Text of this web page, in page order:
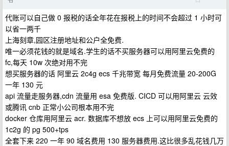
代账可以自己做 0 报税的话全年花在报税上的时间不会超过 1 小时可
以省一两千
上海刻章,园区注册地址和公户全免费.
唯一必须花钱的就是域名.学生的话不买服务器可以用阿里云免费的
fc,每天 10w 次绝对用不完
想买服务器的话 阿里云 2c4g ecs 千兆带宽 每月免费流量 20-200G
一年 130 元
api 流量走服务器,cdn 流量用 esa 免费版. CICD 可以用阿里云 云效
或腾讯 cnb 正常小公司根本用不完
docker 仓库用阿里云 acr. 数据库不想放 ecs 上可以用阿里云免费的
1c2g 的 pg 500+tps
全套下来 220 一年 90 域名费用 130 服务器费用.这比很多乱花钱几万